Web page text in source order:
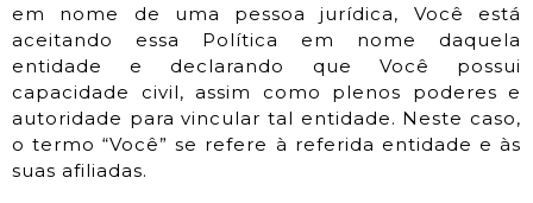
em nome de uma pessoa jurídica, Você está
aceitando essa Política em nome daquela
entidade e declarando que Você possui
capacidade civil, assim como plenos poderes e
autoridade para vincular tal entidade. Neste caso,
o termo “Você” se refere à referida entidade e às
suas afiliadas.